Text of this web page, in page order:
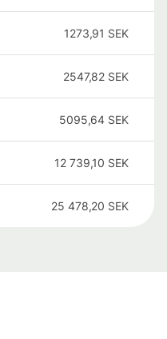
1273,91 SEK
2547,82 SEK
5095,64 SEK
12 739,10 SEK
25 478,20 SEK